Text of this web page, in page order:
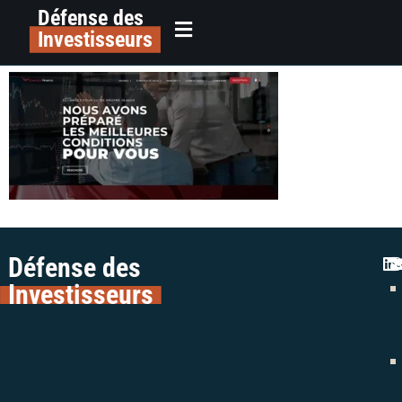
principalDéfense des
Investisseurs
alerte plateforme essentra finance
escroquerie colman avocats
Défense des
Investisseurs